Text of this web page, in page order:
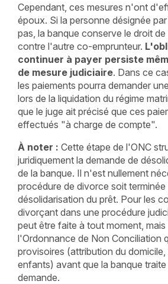
Cependant, ces mesures n'ont
époux. Si la personne désignée
pas, la banque conserve le droit
contre l'autre co-emprunteur.
continuer à payer persiste
de mesure judiciaire. Dans ce
les paiements pourra demander
lors de la liquidation du régime
que le juge ait précisé que ces
effectués "à charge de compte".
À noter : Cette étape de l'ONC
juridiquement la demande de
de la banque. Il n'est nullement
procédure de divorce soit terminée
désolidarisation du prêt. Pour les
divorçant dans une procédure
peut être faite à tout moment,
l'Ordonnance de Non Conciliation
provisoires (attribution du domicile,
enfants) avant que la banque
demande.